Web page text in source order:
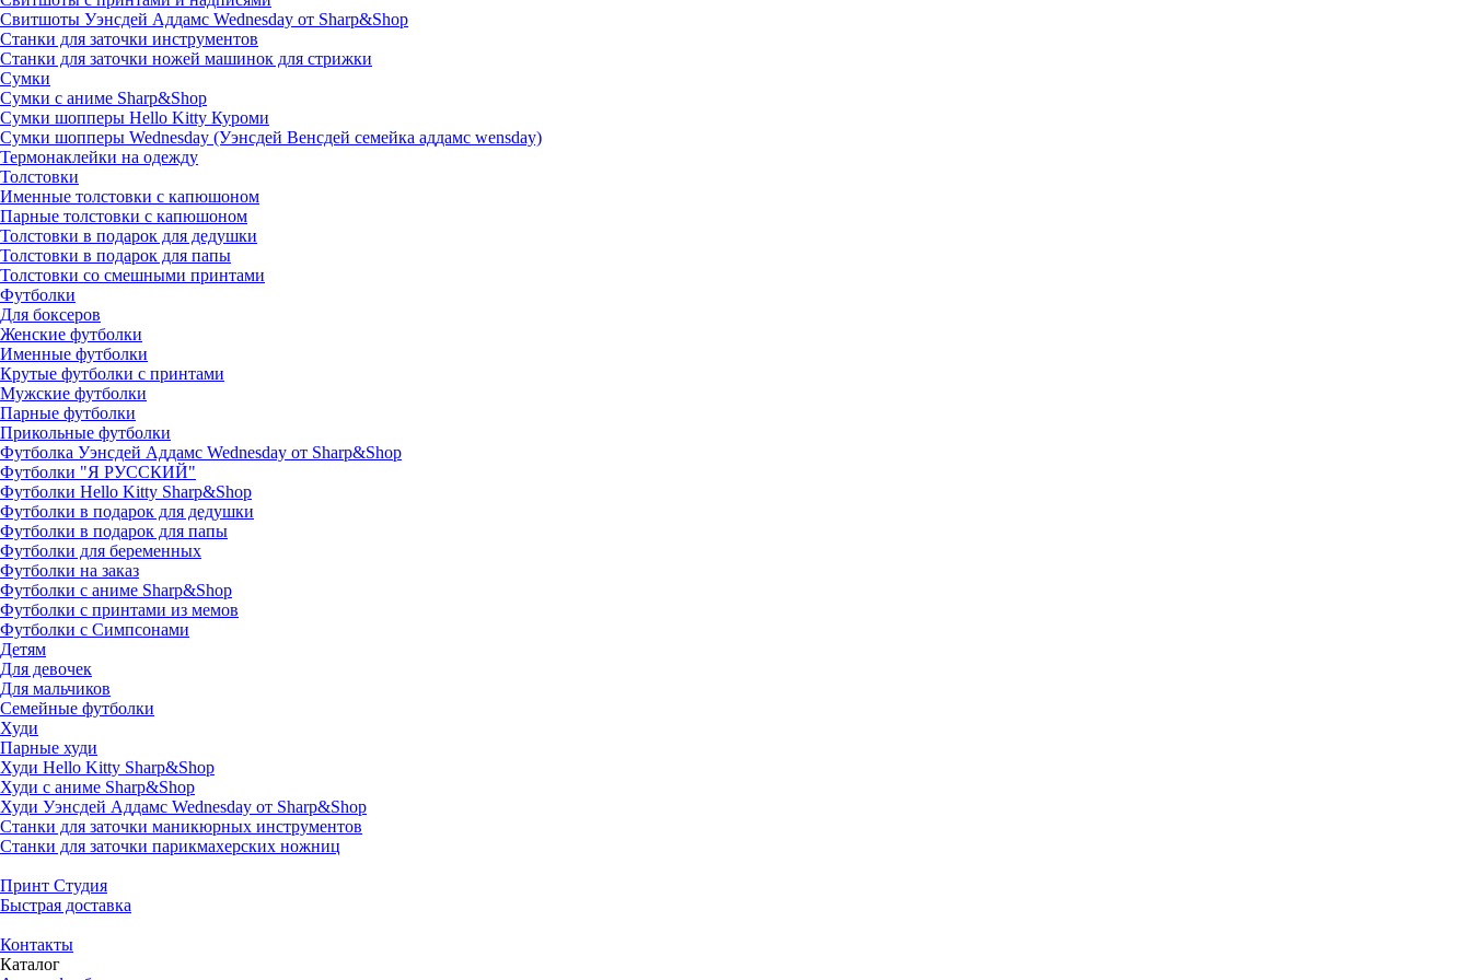
Свитшоты Уэнсдей Аддамс Wednesday от Sharp&Shop
Станки для заточки инструментов
Станки для заточки ножей машинок для стрижки
Сумки
Сумки с аниме Sharp&Shop
Сумки шопперы Hello Kitty Куроми
Сумки шопперы Wednesday (Уэнсдей Венсдей семейка аддамс wensday)
Термонаклейки на одежду
Толстовки
Именные толстовки с капюшоном
Парные толстовки с капюшоном
Толстовки в подарок для дедушки
Толстовки в подарок для папы
Толстовки со смешными принтами
Футболки
Для боксеров
Женские футболки
Именные футболки
Крутые футболки с принтами
Мужские футболки
Парные футболки
Прикольные футболки
Футболка Уэнсдей Аддамс Wednesday от Sharp&Shop
Футболки "Я РУССКИЙ"
Футболки Hello Kitty Sharp&Shop
Футболки в подарок для дедушки
Футболки в подарок для папы
Футболки для беременных
Футболки на заказ
Футболки с аниме Sharp&Shop
Футболки с принтами из мемов
Футболки с Симпсонами
Детям
Для девочек
Для мальчиков
Семейные футболки
Худи
Парные худи
Худи Hello Kitty Sharp&Shop
Худи с аниме Sharp&Shop
Худи Уэнсдей Аддамс Wednesday от Sharp&Shop
Станки для заточки маникюрных инструментов
Станки для заточки парикмахерских ножниц
Принт Студия
Быстрая доставка
Контакты
Каталог